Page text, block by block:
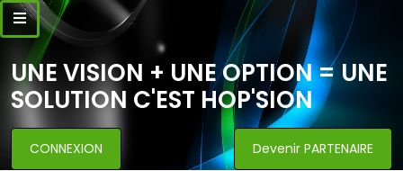
UNE VISION + UNE OPTION = UNE
SOLUTION C'EST HOP'SION
CONNEXION Devenir PARTENAIRE